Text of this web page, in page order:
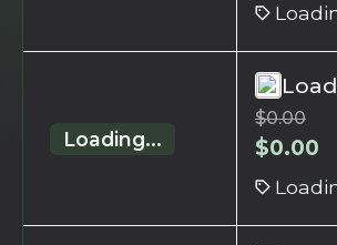
Loading...
$0.00
$0.00